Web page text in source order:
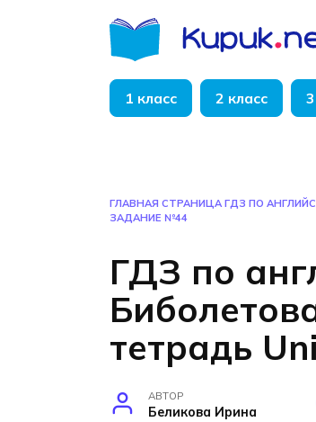
1 класс 2 класс
ГЛАВНАЯ СТРАНИЦА ГДЗ ПО
ЗАДАНИЕ №44
ГДЗ по
тетрадь
АВТОР
Беликова Ирина